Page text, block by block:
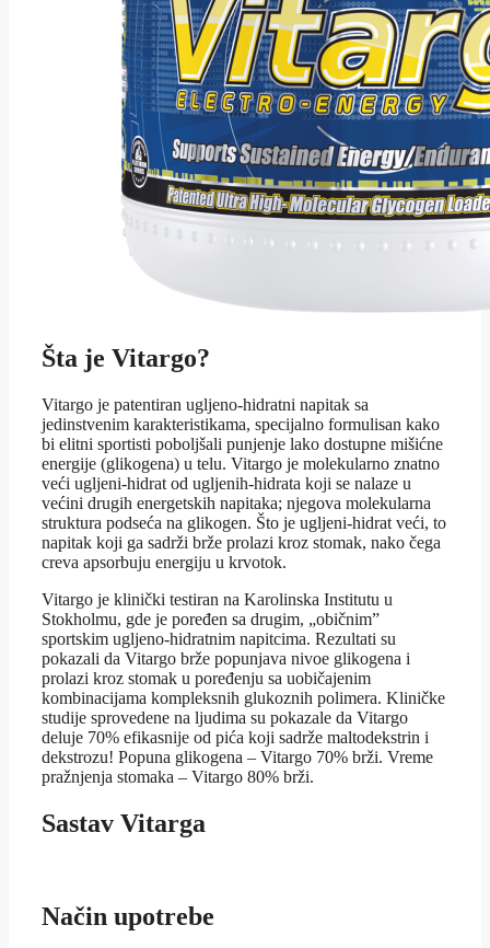
Šta je Vitargo?
Vitargo je patentiran ugljeno-hidratni napitak sa
jedinstvenim karakteristikama, specijalno formulisan kako
bi elitni sportisti poboljšali punjenje lako dostupne mišićne
energije (glikogena) u telu. Vitargo je molekularno znatno
veći ugljeni-hidrat od ugljenih-hidrata koji se nalaze u
većini drugih energetskih napitaka; njegova molekularna
struktura podseća na glikogen. Što je ugljeni-hidrat veći, to
napitak koji ga sadrži brže prolazi kroz stomak, nako čega
creva apsorbuju energiju u krvotok.
Vitargo je klinički testiran na Karolinska Institutu u
Stokholmu, gde je poređen sa drugim, „običnim”
sportskim ugljeno-hidratnim napitcima. Rezultati su
pokazali da Vitargo brže popunjava nivoe glikogena i
prolazi kroz stomak u poređenju sa uobičajenim
kombinacijama kompleksnih glukoznih polimera. Kliničke
studije sprovedene na ljudima su pokazale da Vitargo
deluje 70% efikasnije od pića koji sadrže maltodekstrin i
dekstrozu! Popuna glikogena – Vitargo 70% brži. Vreme
pražnjenja stomaka – Vitargo 80% brži.
Sastav Vitarga
Način upotrebe